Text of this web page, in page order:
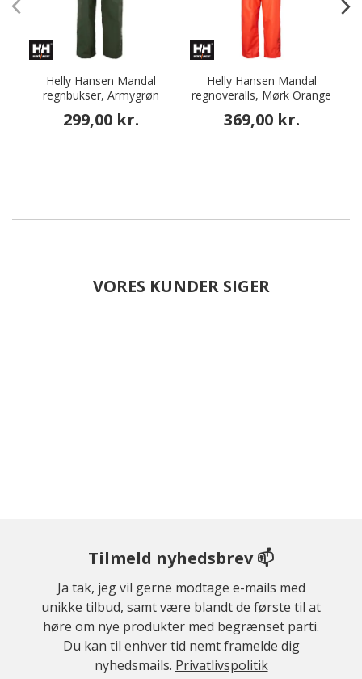
Helly Hansen Mandal
regnbukser, Armygrøn
299,00 kr.
Helly Hansen Mandal
regnoveralls, Mørk Orange
369,00 kr.
VORES KUNDER SIGER
Tilmeld nyhedsbrev 📫
Ja tak, jeg vil gerne modtage e-mails med
unikke tilbud, samt være blandt de første til at
høre om nye produkter med begrænset parti.
Du kan til enhver tid nemt framelde dig
nyhedsmails. Privatlivspolitik